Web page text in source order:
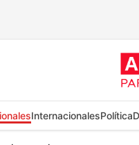
InternacionalesPolítica